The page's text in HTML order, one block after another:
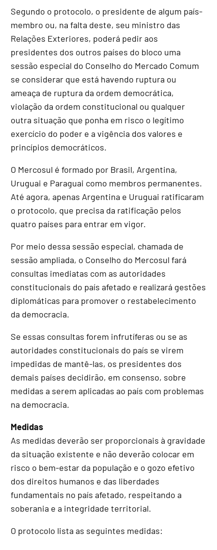
Segundo o protocolo, o presidente de algum país-
membro ou, na falta deste, seu ministro das
Relações Exteriores, poderá pedir aos
presidentes dos outros países do bloco uma
sessão especial do Conselho do Mercado Comum
se considerar que está havendo ruptura ou
ameaça de ruptura da ordem democrática,
violação da ordem constitucional ou qualquer
outra situação que ponha em risco o legítimo
exercício do poder e a vigência dos valores e
princípios democráticos.
O Mercosul é formado por Brasil, Argentina,
Uruguai e Paraguai como membros permanentes.
Até agora, apenas Argentina e Uruguai ratificaram
o protocolo, que precisa da ratificação pelos
quatro países para entrar em vigor.
Por meio dessa sessão especial, chamada de
sessão ampliada, o Conselho do Mercosul fará
consultas imediatas com as autoridades
constitucionais do país afetado e realizará gestões
diplomáticas para promover o restabelecimento
da democracia.
Se essas consultas forem infrutíferas ou se as
autoridades constitucionais do país se virem
impedidas de mantê-las, os presidentes dos
demais países decidirão, em consenso, sobre
medidas a serem aplicadas ao país com problemas
na democracia.
Medidas
As medidas deverão ser proporcionais à gravidade
da situação existente e não deverão colocar em
risco o bem-estar da população e o gozo efetivo
dos direitos humanos e das liberdades
fundamentais no país afetado, respeitando a
soberania e a integridade territorial.
O protocolo lista as seguintes medidas: